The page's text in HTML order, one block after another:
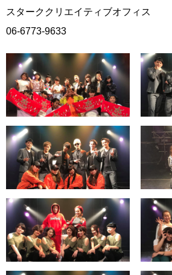
スターククリエイティブオフィス
06-6773-9633